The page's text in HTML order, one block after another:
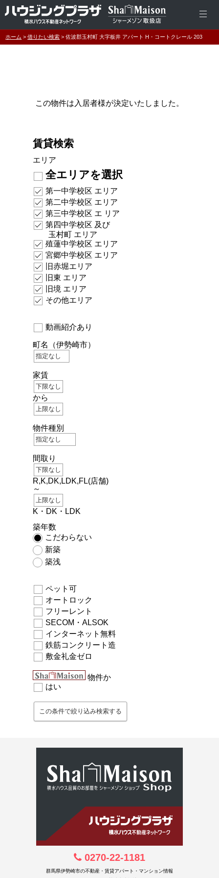
ホーム 借りたい検索 佐波郡玉村町 大字板井 アパート H・コートクレール 203
この物件は入居者様が決定いたしました。
賃貸検索
エリア
全エリアを選択
第一中学校区 エリア
第二中学校区 エリア
第三中学校区 エ リア
第四中学校区 及び
玉村町 エリア
殖蓮中学校区 エリア
宮郷中学校区 エリア
旧赤堀エリア
旧東 エリア
旧境 エリア
その他エリア
動画紹介あり
町名 （伊勢崎市）
家賃
から
物件種別
間取り
R,K,DK,LDK,FL(店舗)
～
K・DK・LDK
築年数
こだわらない
新築
築浅
ペット可
オートロック
フリーレント
SECOM・ALSOK
インターネット無料
鉄筋コンクリート造
敷金礼金ゼロ
物件か
はい
0270-22-1181
群馬県伊勢崎市の不動産・賃貸アパート・マンション情報